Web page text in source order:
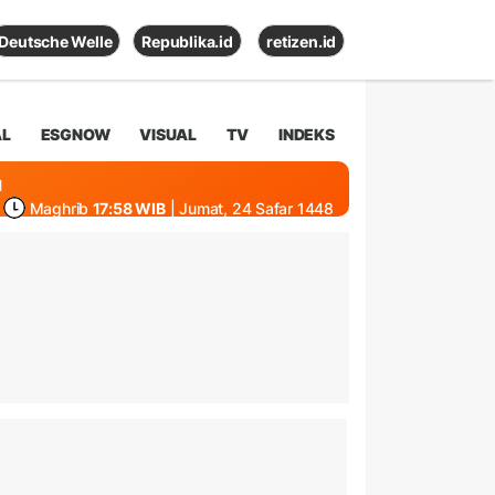
Deutsche Welle Republika.id retizen.id
ESGNOW VISUAL TV INDEKS
Maghrib 17:58 WIB | Jumat, 24 Safar 1448